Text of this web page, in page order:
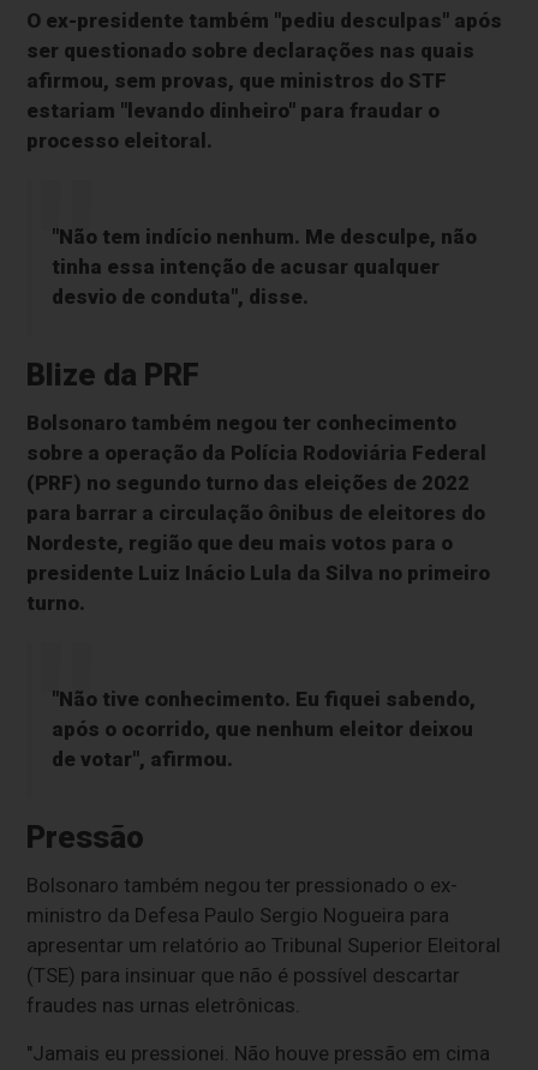
O ex-presidente também "pediu desculpas" após
ser questionado sobre declarações nas quais
afirmou, sem provas, que ministros do STF
estariam "levando dinheiro" para fraudar o
processo eleitoral.
"Não tem indício nenhum. Me desculpe, não
tinha essa intenção de acusar qualquer
desvio de conduta", disse.
Blize da PRF
Bolsonaro também negou ter conhecimento
sobre a operação da Polícia Rodoviária Federal
(PRF) no segundo turno das eleições de 2022
para barrar a circulação ônibus de eleitores do
Nordeste, região que deu mais votos para o
presidente Luiz Inácio Lula da Silva no primeiro
turno.
"Não tive conhecimento. Eu fiquei sabendo,
após o ocorrido, que nenhum eleitor deixou
de votar", afirmou.
Pressão
Bolsonaro também negou ter pressionado o ex-
ministro da Defesa Paulo Sergio Nogueira para
apresentar um relatório ao Tribunal Superior Eleitoral
(TSE) para insinuar que não é possível descartar
fraudes nas urnas eletrônicas.
"Jamais eu pressionei. Não houve pressão em cima